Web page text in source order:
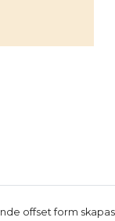
offset form